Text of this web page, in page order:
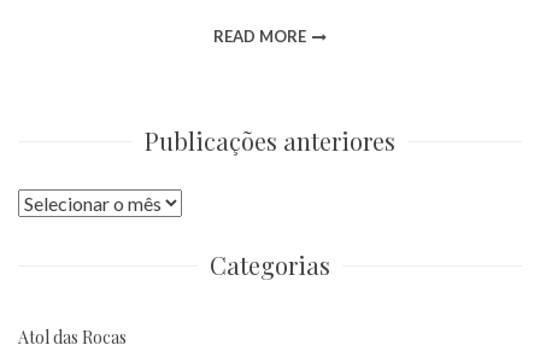
READ MORE
Publicações anteriores
Publicações
Categorias
Atol das Rocas